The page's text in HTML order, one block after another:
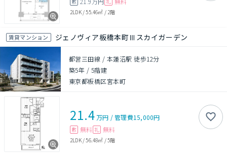
2LDK/55.46㎡ / 2階
賃貸マンション ジェノヴィア板橋本町Ⅲスカイガーデン
都営三田線 / 本蓮沼駅 徒歩12分
築5年 / 5階建
東京都板橋区宮本町
21.4万円 /管理費15,000円
敷 無料 礼 無料
2LDK/56.48㎡ /5階